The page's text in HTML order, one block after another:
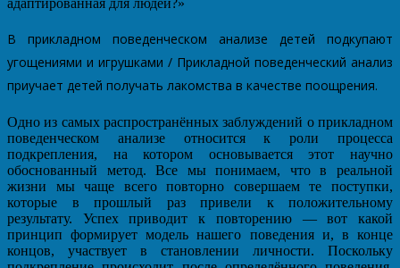
В прикладном поведенческом анализе детей подкупают
угощениями и игрушками / Прикладной поведенческий анализ
приучает детей получать лакомства в качестве поощрения.
Одно из самых распространённых заблуждений о прикладном
поведенческом анализе относится к роли процесса
подкрепления, на котором основывается этот научно
обоснованный метод. Все мы понимаем, что в реальной
жизни мы чаще всего повторно совершаем те поступки,
которые в прошлый раз привели к положительному
результату. Успех приводит к повторению — вот какой
принцип формирует модель нашего поведения и, в конце
концов, участвует в становлении личности. Поскольку